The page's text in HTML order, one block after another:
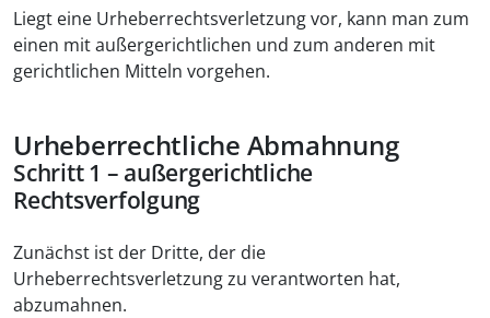
Liegt eine Urheberrechtsverletzung vor, kann man zum
einen mit außergerichtlichen und zum anderen mit
gerichtlichen Mitteln vorgehen.
Urheberrechtliche Abmahnung
Schritt 1 – außergerichtliche
Rechtsverfolgung
Zunächst ist der Dritte, der die
Urheberrechtsverletzung zu verantworten hat,
abzumahnen.